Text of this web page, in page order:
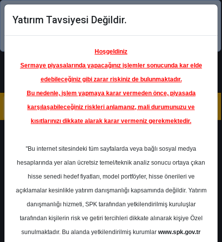
Şimdi uygulamayı indirin!
AKGRT- AKSİGORTA A.Ş.
Hedef Fiyat 8.20 ₺
Getiri
%0.00
Yatırım Tavsiyesi Değildir.
Hoşgeldiniz
Sermaye piyasalarında yapacağınız işlemler sonucunda kar elde
edebileceğiniz gibi zarar riskiniz de bulunmaktadır.
Bu nedenle, işlem yapmaya karar vermeden önce, piyasada
karşılaşabileceğiniz riskleri anlamanız, mali durumunuzu ve
kısıtlarınızı dikkate alarak karar vermeniz gerekmektedir.
"Bu internet sitesindeki tüm sayfalarda veya bağlı sosyal medya
hesaplarında yer alan ücretsiz temel/teknik analiz sonucu ortaya çıkan
hisse senedi hedef fiyatları, model portföyler, hisse önerileri ve
açıklamalar kesinlikle yatırım danışmanlığı kapsamında değildir. Yatırım
danışmanlığı hizmeti, SPK tarafından yetkilendirilmiş kuruluşlar
tarafından kişilerin risk ve getiri tercihleri dikkate alınarak kişiye Özel
sunulmaktadır. Bu alanda yetkilendirilmiş kurumlar www.spk.gov.tr